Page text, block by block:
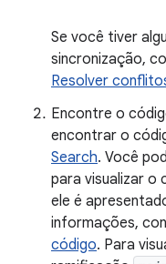
Se você tiver
sincronização,
Resolver
Encontre o
encontrar o
Search. Você
para visualizar o
ele é
informações,
código. Para